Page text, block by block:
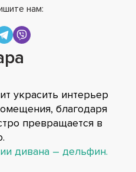
нам:
украсить интерьер
благодаря
превращается в
дивана – дельфин.